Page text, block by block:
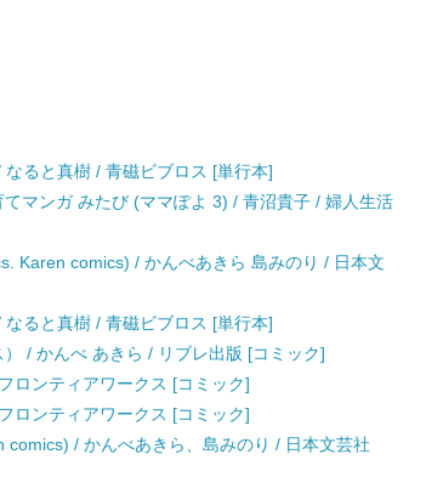
ると真樹 / 青磁ビブロス [単行本]
マンガ みたび (ママぽよ 3) / 青沼貴子 / 婦人生活
Karen comics) / かんべあきら 島みのり / 日本文
ると真樹 / 青磁ビブロス [単行本]
/ かんべ あきら / リブレ出版 [コミック]
ロンティアワークス [コミック]
ロンティアワークス [コミック]
/ かんべあきら、島みのり / 日本文芸社